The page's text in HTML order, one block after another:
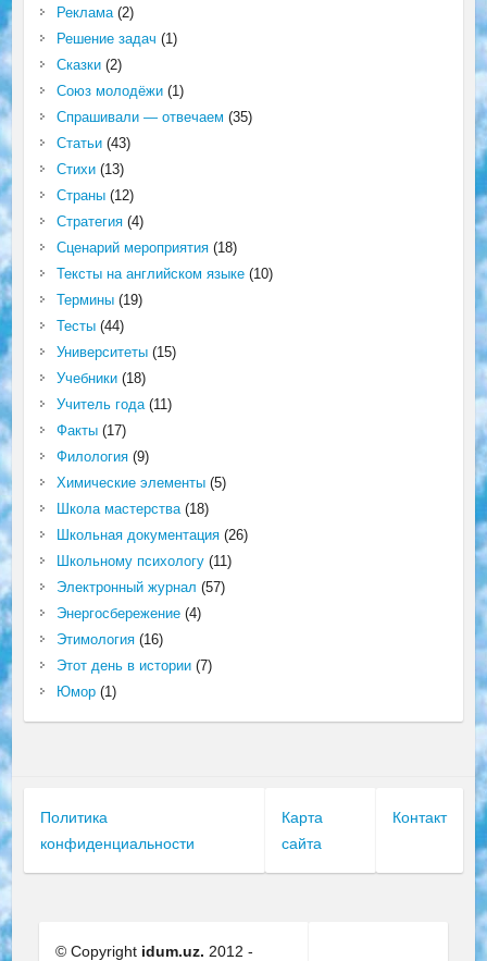
Реклама(2)
Решение задач (1)
Сказки(2)
Союз молодёжи(1)
Спрашивали — отвечаем (35)
Статьи(43)
Стихи(13)
Страны(12)
Стратегия(4)
Сценарий мероприятия(18)
Тексты на английском языке(10)
Термины(19)
Тесты(44)
Университеты(15)
Учебники(18)
Учитель года(11)
Факты(17)
Филология(9)
Химические элементы(5)
Школа мастерства(18)
Школьная документация(26)
Школьному психологу(11)
Электронный журнал (57)
Энергосбережение(4)
Этимология(16)
Этот день в истории(7)
Юмор(1)
Политика
конфиденциальности
Карта
сайта
Контакт
© Copyright idum.uz. 2012 -